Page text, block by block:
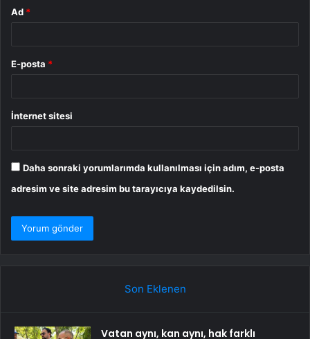
Ad *
E-posta *
İnternet sitesi
Daha sonraki yorumlarımda kullanılması için adım, e-posta
adresim ve site adresim bu tarayıcıya kaydedilsin.
Son Eklenen
Vatan aynı, kan aynı, hak farklı